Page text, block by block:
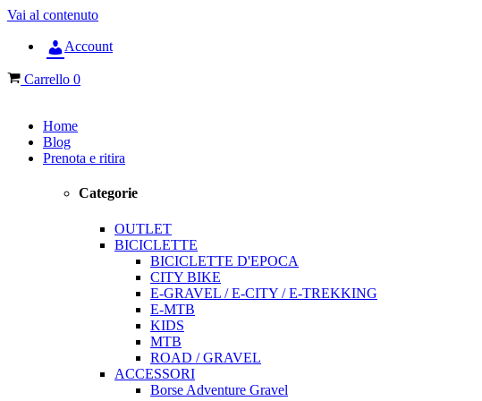
Vai al contenuto
Account
Carrello 0
Home
Blog
Prenota e ritira
Categorie
OUTLET
BICICLETTE
BICICLETTE D'EPOCA
CITY BIKE
E-GRAVEL / E-CITY / E-TREKKING
E-MTB
KIDS
MTB
ROAD / GRAVEL
ACCESSORI
Borse Adventure Gravel